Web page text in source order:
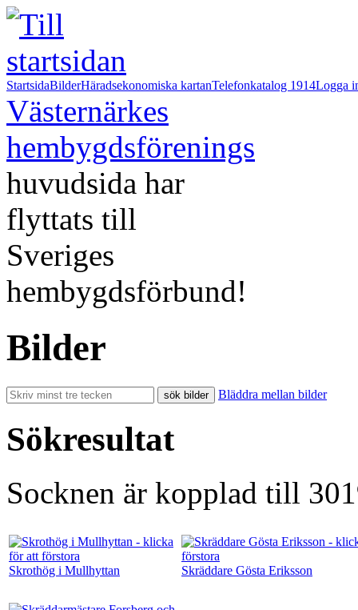
StartsidaBilderHäradsekonomiska kartanTelefonkatalog 1914Logga
Västernärkes
hembygdsförenings
huvudsida har
flyttats till
Sveriges
hembygdsförbund!
Bilder
Bläddra mellan bilder
Sökresultat
Socknen är kopplad till
Skrothög i Mullhyttan Skräddare Gösta Eriksson